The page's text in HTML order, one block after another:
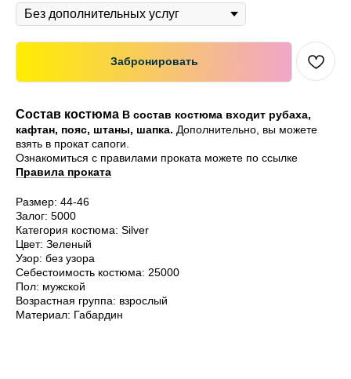
Забронировать
Состав костюма В состав костюма входит рубаха,
кафтан, пояс, штаны, шапка. Дополнительно, вы можете
взять в прокат сапоги.
Ознакомиться с правилами проката можете по ссылке
Правила проката
Размер: 44-46
Залог: 5000
Категория костюма: Silver
Цвет: Зеленый
Узор: без узора
Себестоимость костюма: 25000
Пол: мужской
Возрастная группа: взрослый
Материал: Габардин